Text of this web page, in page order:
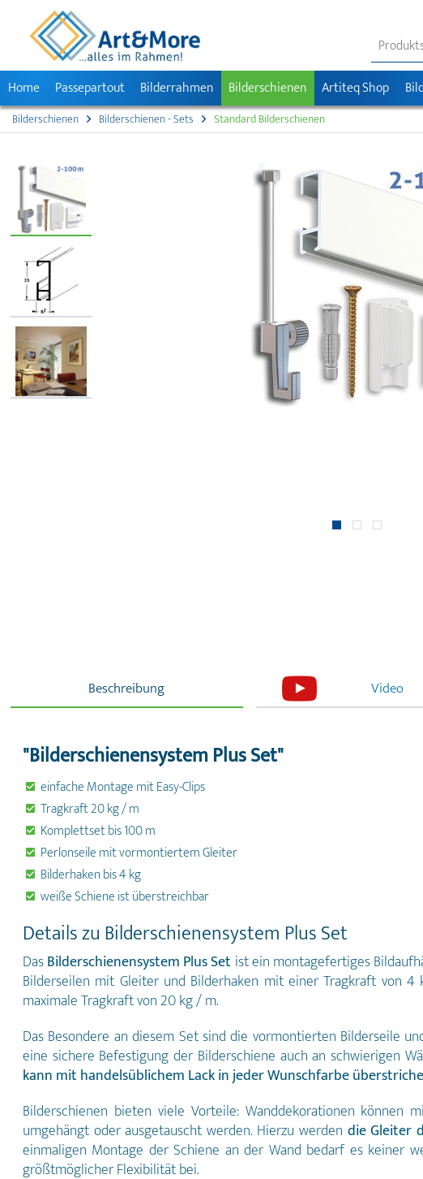
Home
Passepartout Bilderrahmen Bilderschienen Artiteq Shop
Bilderschienen Bilderschienen - Sets Standard Bilderschienen
Beschreibung Video
"Bilderschienensystem Plus Set"
einfache Montage mit Easy-Clips
Tragkraft 20 kg / m
Komplettset bis 100 m
Perlonseile mit vormontiertem Gleiter
Bilderhaken bis 4 kg
weiße Schiene ist überstreichbar
Details zu Bilderschienensystem Plus Set
DasBilderschienensystem Plus Set ist ein montagefertiges
Bilderseilen mit Gleiter und Bilderhaken mit einer Tragkraft von
maximale Tragkraft von 20 kg / m.
Das Besondere an diesem Set sind die vormontierten Bilderseile
eine sichere Befestigung der Bilderschiene auch an schwierigen
kann mit handelsüblichem Lack in jeder Wunschfarbe
Bilderschienen bieten viele Vorteile: Wanddekorationen
umgehängt oder ausgetauscht werden. Hierzu werden die Gleiter
einmaligen Montage der Schiene an der Wand bedarf es keiner
größtmöglicher Flexibilität bei.